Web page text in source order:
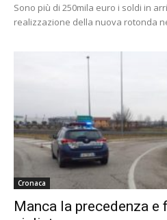
Sono più di 250mila euro i soldi in
realizzazione della nuova rotonda
Cronaca
Manca la precedenza e